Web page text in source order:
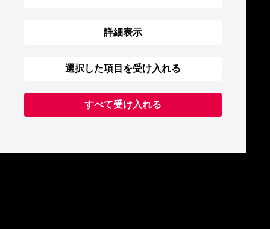
詳細表示
選択した項目を受け入れる
すべて受け入れる